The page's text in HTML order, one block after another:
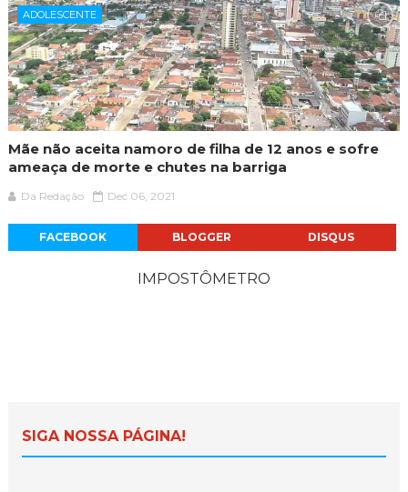
ADOLESCENTE
Mãe não aceita namoro de filha de 12 anos e sofre
ameaça de morte e chutes na barriga
Da Redação Dec 06, 2021
FACEBOOK BLOGGER DISQUS
IMPOSTÔMETRO
SIGA NOSSA PÁGINA!